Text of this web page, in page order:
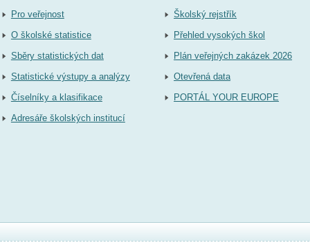
Pro veřejnost
O školské statistice
Sběry statistických dat
Statistické výstupy a analýzy
Číselníky a klasifikace
Adresáře školských institucí
Školský rejstřík
Přehled vysokých škol
Plán veřejných zakázek 2026
Otevřená data
PORTÁL YOUR EUROPE